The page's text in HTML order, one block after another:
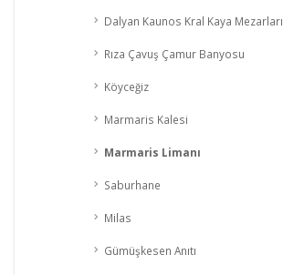
Dalyan Kaunos Kral Kaya Mezarları
Rıza Çavuş Çamur Banyosu
Köyceğiz
Marmaris Kalesi
Marmaris Limanı
Saburhane
Milas
Gümüşkesen Anıtı